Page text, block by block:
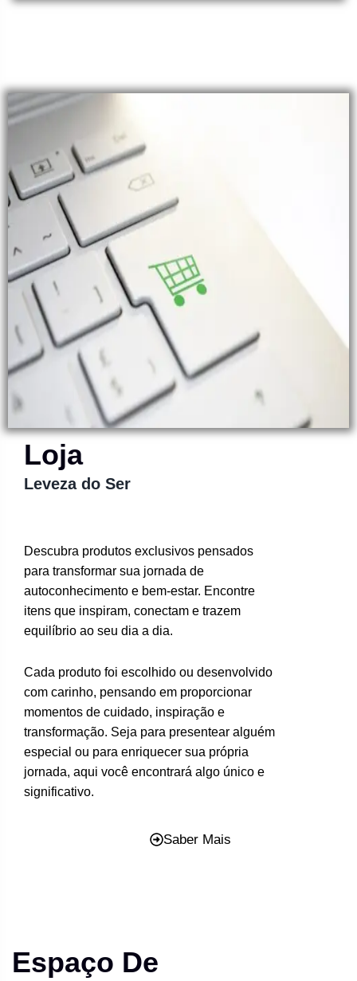
Loja
Leveza do Ser
Descubra produtos exclusivos pensados
para transformar sua jornada de
autoconhecimento e bem-estar. Encontre
itens que inspiram, conectam e trazem
equilíbrio ao seu dia a dia.
Cada produto foi escolhido ou desenvolvido
com carinho, pensando em proporcionar
momentos de cuidado, inspiração e
transformação. Seja para presentear alguém
especial ou para enriquecer sua própria
jornada, aqui você encontrará algo único e
significativo.
Saber Mais
Espaço De